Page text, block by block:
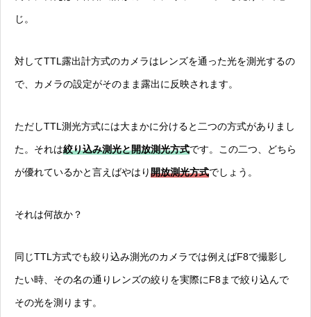
じ。
対してTTL露出計方式のカメラはレンズを通った光を測光するの
で、カメラの設定がそのまま露出に反映されます。
ただしTTL測光方式には大まかに分けると二つの方式がありまし
た。それは絞り込み測光と開放測光方式です。この二つ、どちら
が優れているかと言えばやはり開放測光方式でしょう。
それは何故か？
同じTTL方式でも絞り込み測光のカメラでは例えばF8で撮影し
たい時、その名の通りレンズの絞りを実際にF8まで絞り込んで
その光を測ります。